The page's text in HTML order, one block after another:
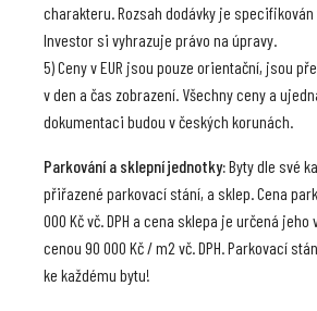
charakteru. Rozsah dodávky je
Investor si vyhrazuje právo na úpravy.
5) Ceny v EUR jsou pouze orientační, jsou
v den a čas zobrazení. Všechny ceny a
dokumentaci budou v českých korunách.
Parkování a sklepní jednotky:Byty dle své
přiřazené parkovací stání, a sklep. Cena
000 Kč vč. DPH a cena sklepa je určená
cenou 90 000 Kč / m2 vč. DPH. Parkovací
ke každému bytu!